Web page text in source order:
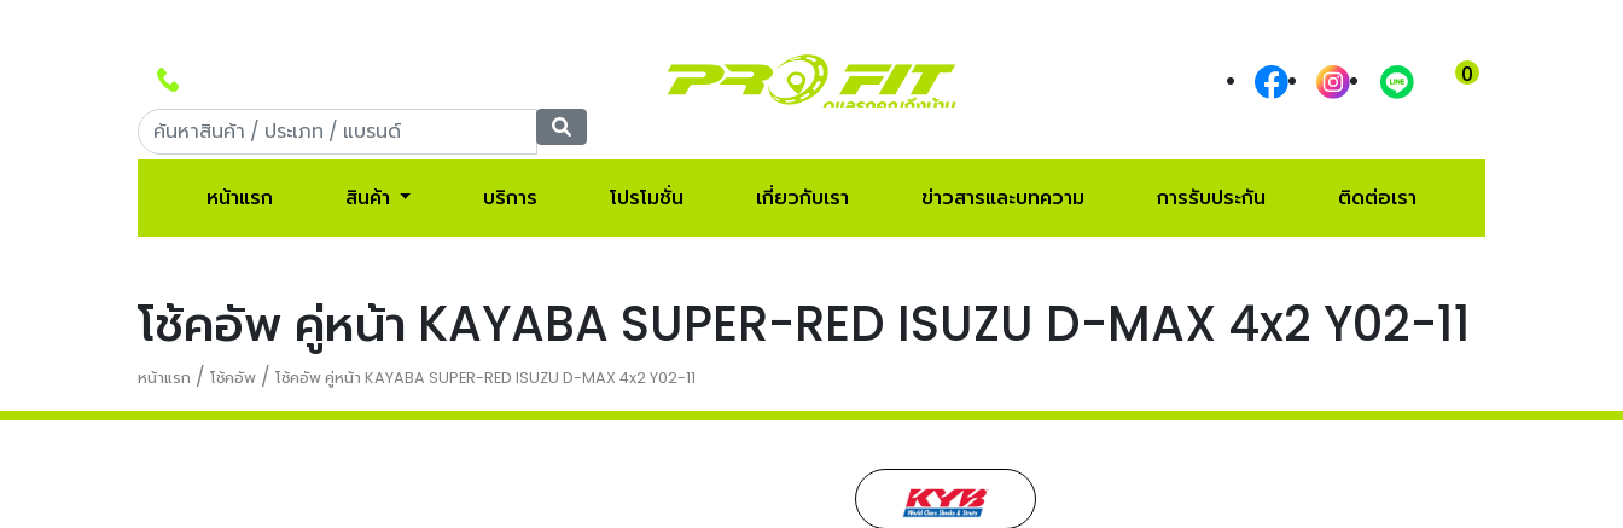
Call Center: 090-956-5566
0
หน้าแรก สินค้า บริการ โปรโมชั่น เกี่ยวกับเรา ข่าวสารและบทความ การรับประกัน ติดต่อเรา
โช้คอัพ คู่หน้า KAYABA SUPER-RED ISUZU D-MAX 4x2 Y02-11
หน้าแรก / โช้คอัพ / โช้คอัพ คู่หน้า KAYABA SUPER-RED ISUZU D-MAX 4x2 Y02-11